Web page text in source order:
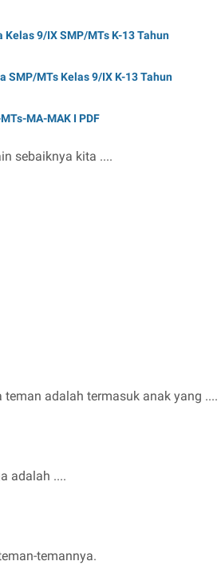
9/IX SMP/MTs K-13 Tahun
SMP/MTs Kelas 9/IX K-13 Tahun
MA-MAK I PDF
sebaiknya kita ....
adalah termasuk anak yang ....
adalah ....
temannya.